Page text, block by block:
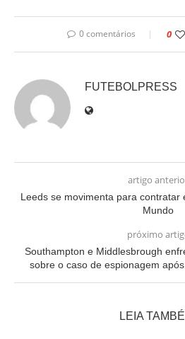
0 comentários 0
FUTEBOLPRESS
artigo
Leeds se movimenta para contratar
Mundo
próximo
Southampton e Middlesbrough
sobre o caso de espionagem
LEIA